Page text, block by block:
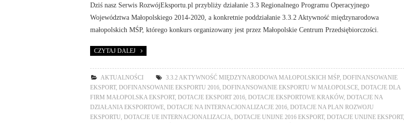
Dziś nasz Serwis RozwójEksportu.pl przybliży działanie 3.3 Regionalnego Programu Operacyjnego
Województwa Małopolskiego 2014-2020, a konkretnie poddziałanie 3.3.2 Aktywność międzynarodowa
małopolskich MŚP, którego konkurs organizowany jest przez Małopolskie Centrum Przedsiębiorczości.
CZYTAJ DALEJ
AKTUALNOŚCI 3.3.2 AKTYWNOŚĆ MIĘDZYNARODOWA MAŁOPOLSKICH MŚP, DOFINANSOWANIE
EKSPORT, DOFINANSOWANIE EKSPORTU 2016 DOFINANSOWANIE EKSPORTU W MAŁOPOLSCE DOTACJE DLA
FIRM MAŁOPOLSKA EKSPORT, DOTACJE EKSPORT 2016 DOTACJE EKSPORTOWE KRAKÓW, DOTACJE NA
DZIAŁANIA EKSPORTOWE DOTACJE NA INTERNACJONALIZACJE 2016 DOTACJE NA PLAN ROZWOJU
EKSPORTU DOTACJE UE INTERNACJONALIZACJA DOTACJE UNIJNE 2016 EKSPORT, DOTACJE UNIJNE EKSPORT,